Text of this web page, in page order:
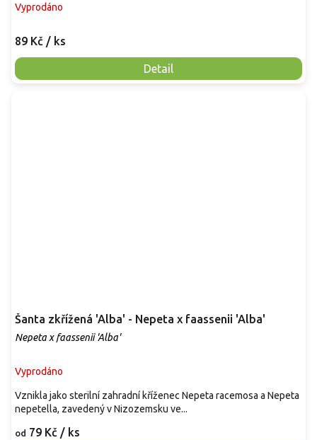
Vyprodáno
89 Kč / ks
Detail
Šanta zkřížená 'Alba' - Nepeta x faassenii 'Alba'
Nepeta x faassenii 'Alba'
Vyprodáno
od 79 Kč / ks
Vznikla jako sterilní zahradní kříženec Nepeta racemosa a Nepeta
nepetella, zavedený v Nizozemsku ve...